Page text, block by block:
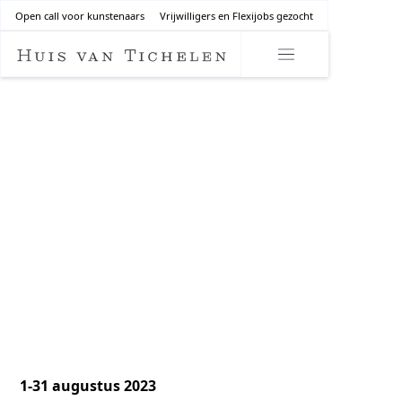
Open call voor kunstenaars Vrijwilligers en Flexijobs gezocht
1-31 augustus 2023